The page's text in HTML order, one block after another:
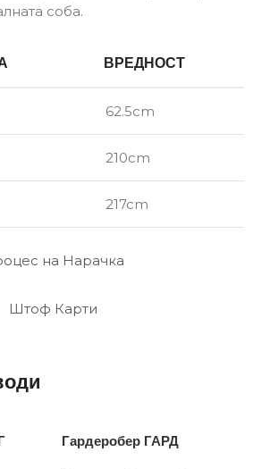
на Нарачка
Штоф Карти
соба.
ВРЕДНОСТ
62.5cm
210cm
217cm
Гардеробер ГАРД